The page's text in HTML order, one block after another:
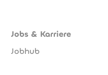
Jobs & Karriere
Jobhub